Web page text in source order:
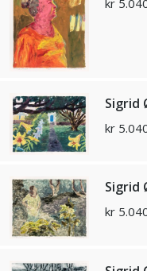
kr
Sigrid
kr
Sigrid
kr